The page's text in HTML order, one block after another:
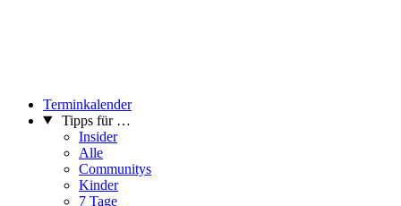
Terminkalender
Tipps für …
Insider
Alle
Communitys
Kinder
7 Tage